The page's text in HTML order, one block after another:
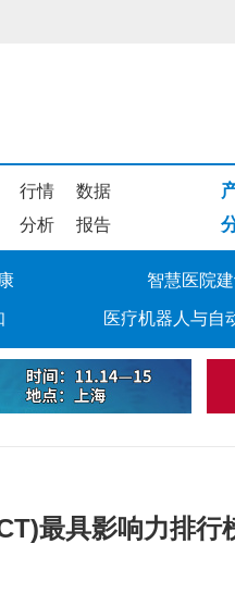
行情 数据
分析 报告
智慧医院
医疗机器人与自
最具影响力排行